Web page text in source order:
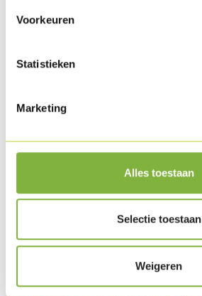
Voorkeuren
Statistieken
Marketing
Alles toestaan
Selectie toestaan
Weigeren
Martino Bianco